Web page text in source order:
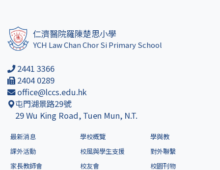
仁濟醫院羅陳楚思小學
YCH Law Chan Chor Si Primary School
2441 3366
2404 0289
office@lccs.edu.hk
屯門湖景路29號
29 Wu King Road, Tuen Mun, N.T.
最新消息 學校概覽
學與教
課外活動
校風與學生支援
對外聯繫
家長教師會
校友會 校園刊物